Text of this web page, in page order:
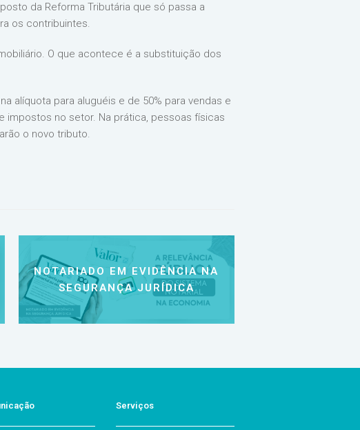
da Reforma Tributária que só passa a
os contribuintes.
O que acontece é a substituição dos
alíquota para aluguéis e de 50% para vendas e
impostos no setor. Na prática, pessoas físicas
o novo tributo.
NOTARIADO EM EVIDÊNCIA NA
SEGURANÇA JURÍDICA
Serviços